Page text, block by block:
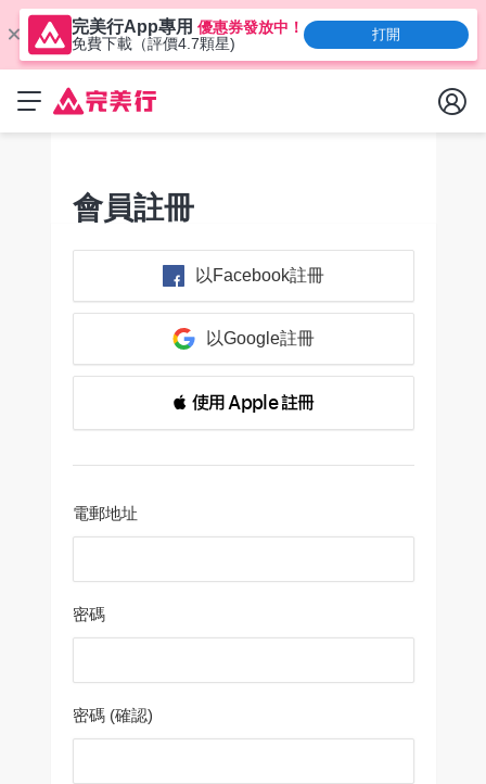
完美行App專用 優惠券發放中！
免費下載（評價4.7顆星)
打開
會員註冊
以Facebook註冊
以Google註冊
 使用 Apple 註冊
電郵地址
密碼
密碼 (確認)